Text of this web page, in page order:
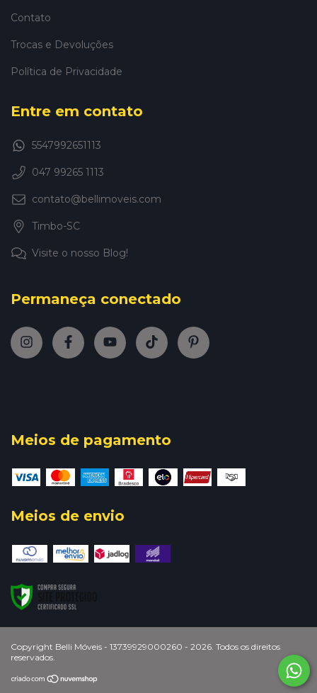
Contato
Trocas e Devoluções
Política de Privacidade
Entre em contato
5547992651113
047 99265 1113
contato@bellimoveis.com
Timbo-SC
Visite o nosso Blog!
Permaneça conectado
Meios de pagamento
Meios de envio
Copyright Belli Móveis - 13739929000260 - 2026. Todos os direitos
reservados.